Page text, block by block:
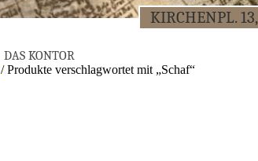
KIR­CHEN­PL. 13,
DAS KON­TOR
/ Produkte verschlagwortet mit „Schaf“